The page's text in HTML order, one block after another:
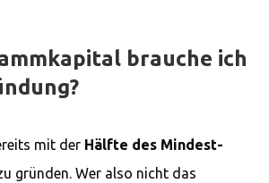
brauche ich
mit der Hälfte des Mindest-
gründen. Wer also nicht das